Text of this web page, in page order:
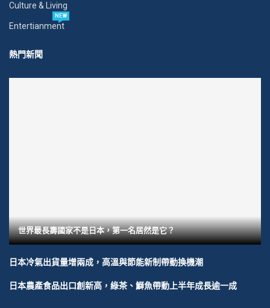
Culture & Living
Entertianment
NEW
熱門新聞
世界最長壽國家不是日本，第一名居然是它？
日本冷氣出貨量增兩成，高溫與節能新制帶動換機潮
日本農產食品出口創新高，綠茶、鰤魚帶動上半年成長逾一成